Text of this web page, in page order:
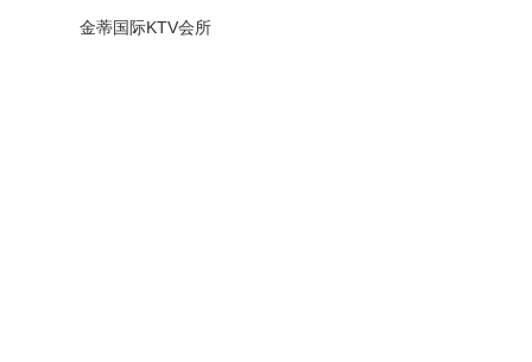
金蒂国际KTV会所